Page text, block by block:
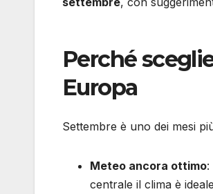
Perché
Europa
Settembre è uno dei mesi
Meteo ancora ottimo:
centrale il clima è